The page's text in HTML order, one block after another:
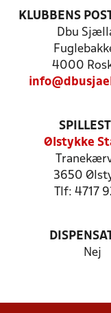
KLUBBENS
Dbu
4000
Ølstykke
3650
Tlf: 4717
Nej